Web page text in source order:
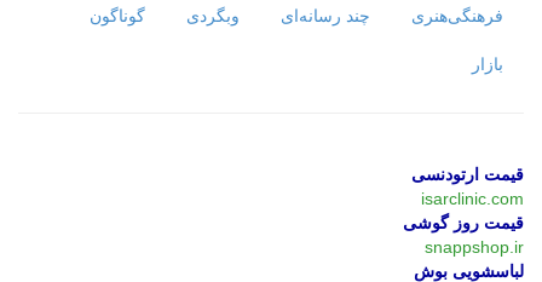
فرهنگی‌هنری چند رسانه‌ای وبگردی گوناگون
بازار
قیمت ارتودنسی
isarclinic.com
قیمت روز گوشی
snappshop.ir
لباسشویی بوش